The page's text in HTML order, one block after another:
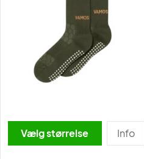
Vælg størrelse Info